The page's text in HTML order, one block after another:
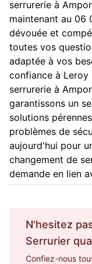
serrurerie à
maintenant au 06
dévouée et
toutes vos
adaptée à vos
confiance à Leroy
serrurerie à
garantissons un
solutions
problèmes de
aujourd'hui pour
changement de
demande en lien
N'hesitez
Serrurier
Confiez-nous